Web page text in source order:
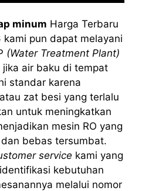
minum Harga Terbaru
pun dapat melayani
(Water Treatment Plant)
air baku di tempat
standar karena
zat besi yang terlalu
untuk meningkatkan
mesin RO yang
bebas tersumbat.
service kami yang
kebutuhan
melalui nomor